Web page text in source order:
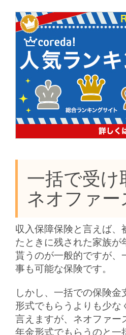
一括で受け
ネオファー
収入保障保険と言えば、
たときに残された家族が
貰うのが一般的ですが、
事も可能な保険です。
しかし、一括での保険金
形式でもらうよりも少な
言えますが、ネオファー
年金形式でもらうのと一